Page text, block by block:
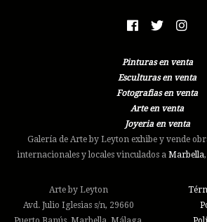
Pinturas en venta
Esculturas en venta
Fotografias en venta
Arte en venta
Joyeria en venta
Galería de Arte by Leyton exhibe y vende
internacionales y locales vinculados a Marbella,
Arte by Leyton
Avd. Julio Iglesias s/n, 29660